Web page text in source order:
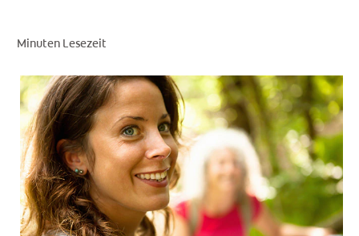
FÜR FACHKREISE
COLGATE® MARKENSHOP
AT (DE)
Minuten Lesezeit